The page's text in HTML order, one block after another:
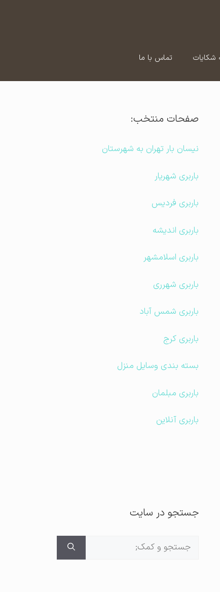
شکایات تماس با ما
صفحات منتخب:
نیسان بار تهران به شهرستان
باربری شهریار
باربری فردیس
باربری اندیشه
باربری اسلامشهر
باربری شهرری
باربری شمس آباد
باربری کرج
بسته بندی وسایل منزل
باربری مبلمان
باربری آنلاین
جستجو در سایت
جستجوی